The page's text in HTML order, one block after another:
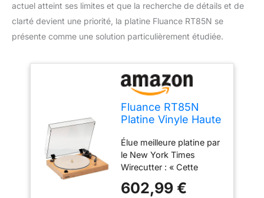
actuel atteint ses limites et que la recherche de détails et de
clarté devient une priorité, la platine Fluance RT85N se
présente comme une solution particulièrement étudiée.
Fluance RT85N
Platine Vinyle Haute
Nagaoka MP-110,
Plateau Acrylique,
Contrôle de
Vitesse, Boîtier
MDF et Pieds
Élue meilleure platine par
le New York Times
Wirecutter : « Cette
précis, adapté à tous les
602,99 €